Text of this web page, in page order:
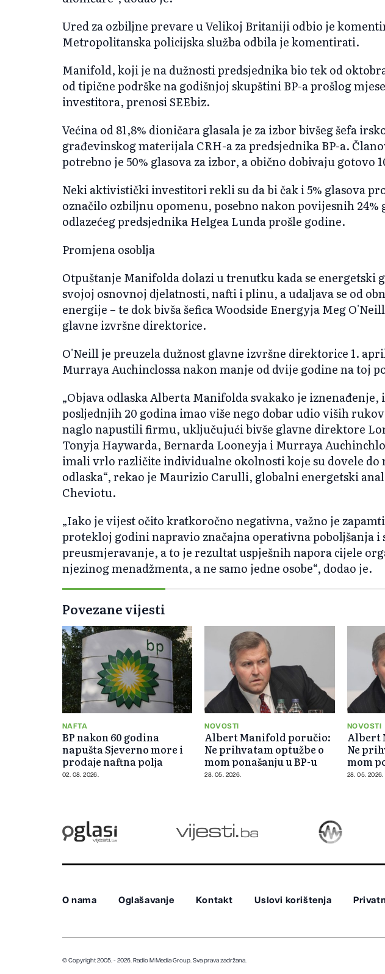
Ured za ozbiljne prevare u Velikoj Britaniji odbio je
Metropolitanska policijska služba odbila je komentirati.
Manifold, koji je na dužnosti predsjednika bio tek od
od tipične podrške na godišnjoj skupštini BP-a prošlog
investitora, prenosi SEEbiz.
Većina od 81,8% dioničara glasala je za izbor bivšeg šefa
građevinskog materijala CRH-a za predsjednika BP-a.
potrebno je 50% glasova za izbor, a obično dobivaju gotovo
Neki aktivistički investitori rekli su da bi čak i 5% glasova
označilo ozbiljnu opomenu, posebno nakon povijesnih 24%
odlazećeg predsjednika Helgea Lunda prošle godine.
Promjena osoblja
Otpuštanje Manifolda dolazi u trenutku kada se energetski
svojoj osnovnoj djelatnosti, nafti i plinu, a udaljava se od
energije – te dok bivša šefica Woodside Energyja Meg
glavne izvršne direktorice.
O'Neill je preuzela dužnost glavne izvršne direktorice 1.
Murraya Auchinclossa nakon manje od dvije godine na toj
„Objava odlaska Alberta Manifolda svakako je iznenađenje,
posljednjih 20 godina imao više nego dobar udio viših
naglo napustili firmu, uključujući bivše glavne direktore
Tonyja Haywarda, Bernarda Looneyja i Murraya
imali vrlo različite individualne okolnosti koje su dovele do
odlaska“, rekao je Maurizio Carulli, globalni energetski
Cheviotu.
„Iako je vijest očito kratkoročno negativna, važno je
protekloj godini napravio značajna operativna poboljšanja i
preusmjeravanje, a to je rezultat uspješnih napora cijele
njezinog menadžmenta, a ne samo jedne osobe“, dodao je.
Povezane vijesti
NAFTA
BP nakon 60 godina
napušta Sjeverno more i
prodaje naftna polja
02. 08. 2026.
NOVOSTI
Albert Manifold poručio:
Ne prihvatam optužbe o
mom ponašanju u BP-u
28. 05. 2026.
NOVOSTI
Albert
Ne
mom
28. 05. 2026.
O nama Oglašavanje Kontakt Uslovi korištenja
© Copyright 2005. - 2026. Radio M Media Group. Sva prava zadržana.